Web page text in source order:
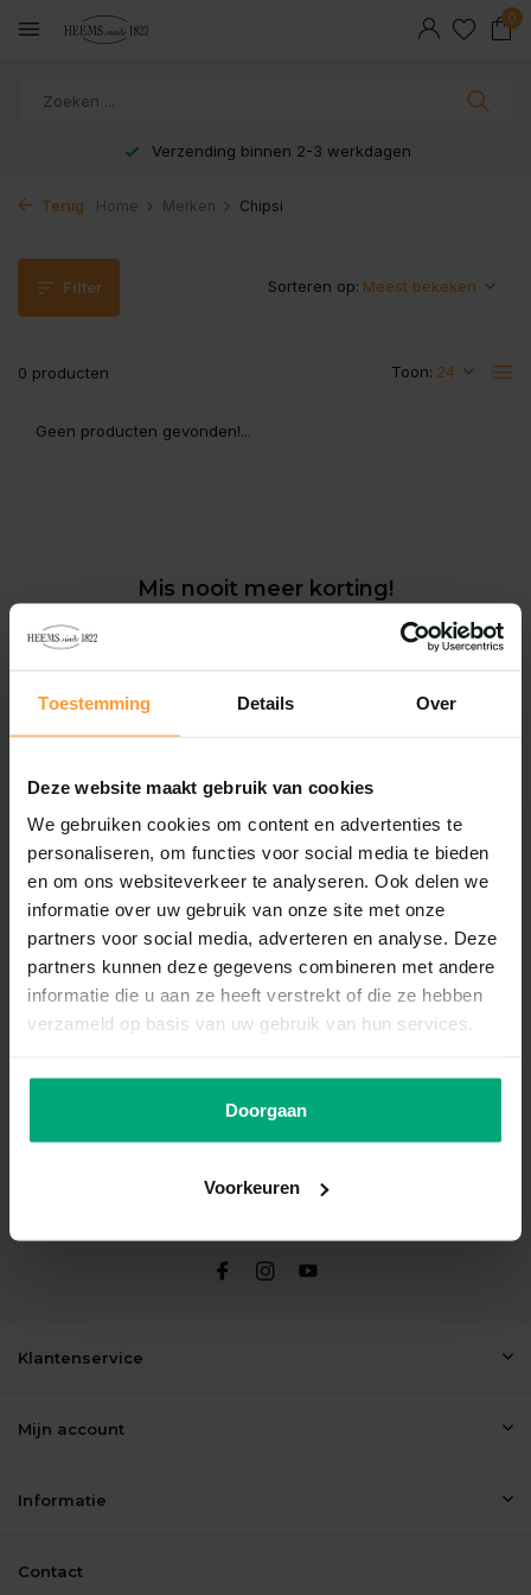
Toestemming Details Over
Deze website maakt gebruik van cookies
We gebruiken cookies om content en advertenties te
personaliseren, om functies voor social media te bieden
en om ons websiteverkeer te analyseren. Ook delen we
informatie over uw gebruik van onze site met onze
partners voor social media, adverteren en analyse. Deze
partners kunnen deze gegevens combineren met andere
informatie die u aan ze heeft verstrekt of die ze hebben
verzameld op basis van uw gebruik van hun services.
Doorgaan
Voorkeuren
0
Verzending binnen 2-3 werkdagen
Terug Home Merken Chipsi
Filter
0 producten Toon:
Sorteren op:
Geen producten gevonden!...
Mis nooit meer korting!
Schrijf je nu in voor onze nieuwsbrief
Hofleverancier
Met trots voeren wij het
Koninklijk Wapen en de titel ‘Bij
Koninklijke Beschikking
Hofleverancier'.
Beoordelen
Klantenservice
Mijn account
Informatie
Contact